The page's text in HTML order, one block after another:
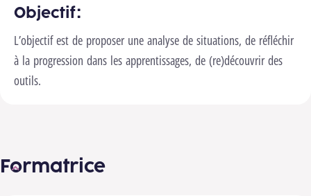
Objectif :
L’objectif est de proposer une analyse de situations, de réfléchir
à la progression dans les apprentissages, de (re)découvrir des
outils.
Formatrice